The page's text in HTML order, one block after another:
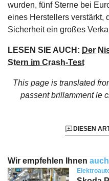
wurden, fünf Sterne bei
eines Herstellers verstärkt,
Sicherheit ein großes
LESEN SIE AUCH: Der
Stern im Crash-Test
This page is translated
passent brillamment le
DIESEN
Wir empfehlen Ihnen